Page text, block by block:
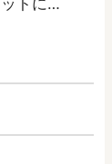
トに…